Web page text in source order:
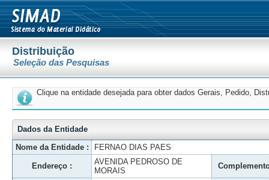
Distribuição
Seleção das Pesquisas
Clique na entidade desejada para obter dados Gerais, Pedido,
Dados da Entidade
Nome da Entidade :
FERNAO DIAS PAES
Endereço :
AVENIDA PEDROSO DE
MORAIS